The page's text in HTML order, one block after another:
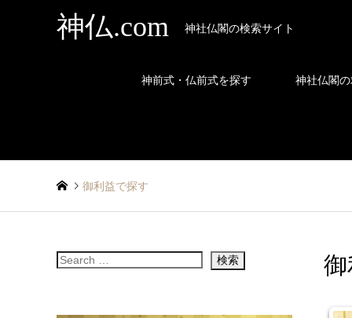
神仏.com 神社仏閣の検索サイト
神前式・仏前式を探す 神社仏閣
御利益で探す